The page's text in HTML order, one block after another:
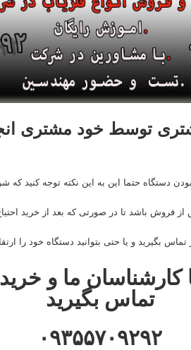
توسط خود مشتری
دستگاه حتما این به این نکته توجه کنید که
از فروش باشد تا در صورتی که بعد از خرید
بگیرید و یا حتی بتوانید دستگاه خود را ارتقا
کارشناسان ما و خرید
تماس بگیرید
۰۹۳۵۵۷۰۹۲۹۲